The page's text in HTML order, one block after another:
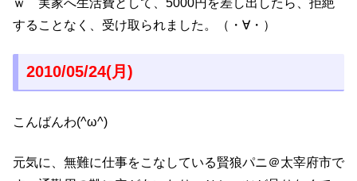
することなく、受け取られました。（・∀・）
2010/05/24(月)
こんばんわ(^ω^)
元気に、無難に仕事をこなしている賢狼パニ＠太宰府市で